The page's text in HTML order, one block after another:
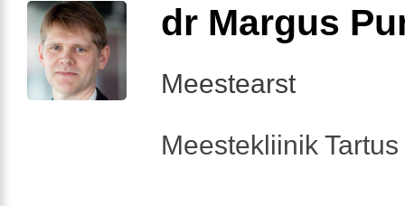
dr Margus
Meestearst
Meestekliinik